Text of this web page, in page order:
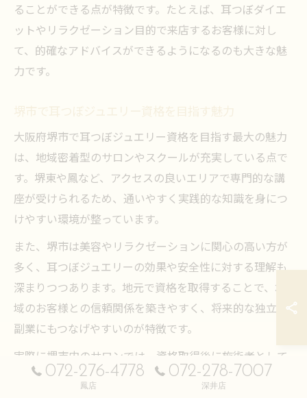
ることができる点が特徴です。たとえば、耳つぼダイエ
ットやリラクゼーション目的で来店するお客様に対し
て、的確なアドバイスができるようになるのも大きな魅
力です。
堺市で耳つぼジュエリー資格を目指す魅力
大阪府堺市で耳つぼジュエリー資格を目指す最大の魅力
は、地域密着型のサロンやスクールが充実している点で
す。堺東や鳳など、アクセスの良いエリアで専門的な講
座が受けられるため、通いやすく実践的な知識を身につ
けやすい環境が整っています。
また、堺市は美容やリラクゼーションに関心の高い方が
多く、耳つぼジュエリーの効果や安全性に対する理解も
深まりつつあります。地元で資格を取得することで、地
域のお客様との信頼関係を築きやすく、将来的な独立や
副業にもつなげやすいのが特徴です。
実際に堺市内のサロンでは、資格取得後に施術者として
活躍している方も多く見られます。地域に根ざした活動
072-276-4778
鳳店
072-278-7007
深井店